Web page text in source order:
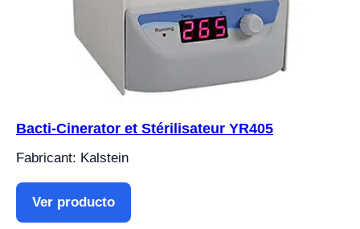
Bacti-Cinerator et Stérilisateur YR405
Fabricant: Kalstein
Ver producto